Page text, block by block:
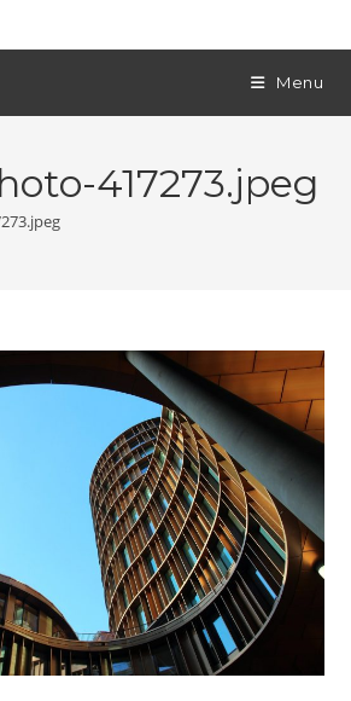
Menu
417273.jpeg